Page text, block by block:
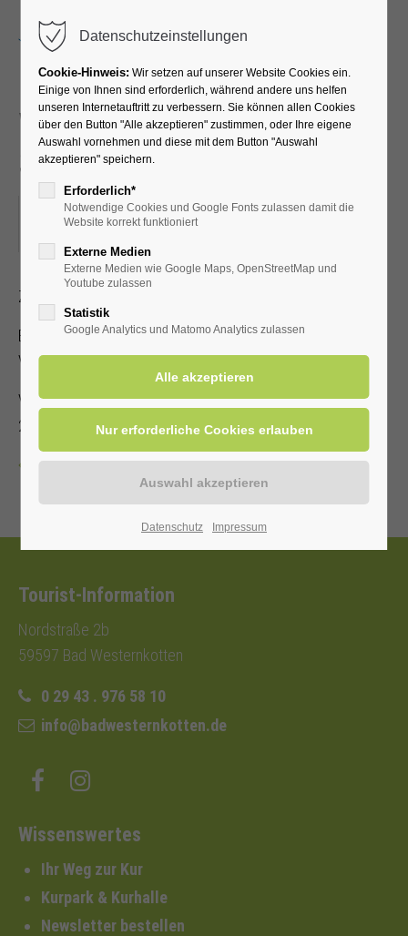
Wunschkonzert - mit
Schlagersänger Marco
05.07.2026, 15:00
Zutritt mit gültiger Kur- /Einwohnerkarte
Es steht nur eine begrenzte Anzahl an Sitzplätzen zur
Verfügung!
Veranstalter: Kurverwaltung Bad Westernkotten, Telefon: 0
29 43 . 976 58 10
Zurück
Tourist-Information
Nordstraße 2b
59597 Bad Westernkotten
0 29 43 . 976 58 10
info@badwesternkotten.de
Wissenswertes
Ihr Weg zur Kur
Kurpark & Kurhalle
Newsletter bestellen
Datenschutzeinstellungen
Cookie-Hinweis: Wir setzen auf unserer Website Cookies ein.
Einige von Ihnen sind erforderlich, während andere uns helfen
unseren Internetauftritt zu verbessern. Sie können allen Cookies
über den Button "Alle akzeptieren" zustimmen, oder Ihre eigene
Auswahl vornehmen und diese mit dem Button "Auswahl
akzeptieren" speichern.
Erforderlich*
Notwendige Cookies und Google Fonts zulassen damit die
Website korrekt funktioniert
Externe Medien
Externe Medien wie Google Maps, OpenStreetMap und
Youtube zulassen
Statistik
Google Analytics und Matomo Analytics zulassen
Datenschutz Impressum